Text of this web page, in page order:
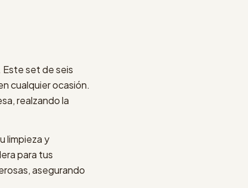
set de seis
cualquier ocasión.
realzando la
limpieza y
para tus
asegurando